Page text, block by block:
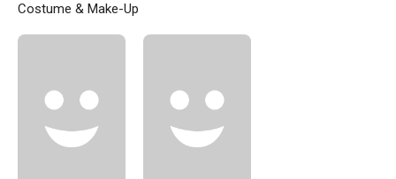
Costume & Make-Up